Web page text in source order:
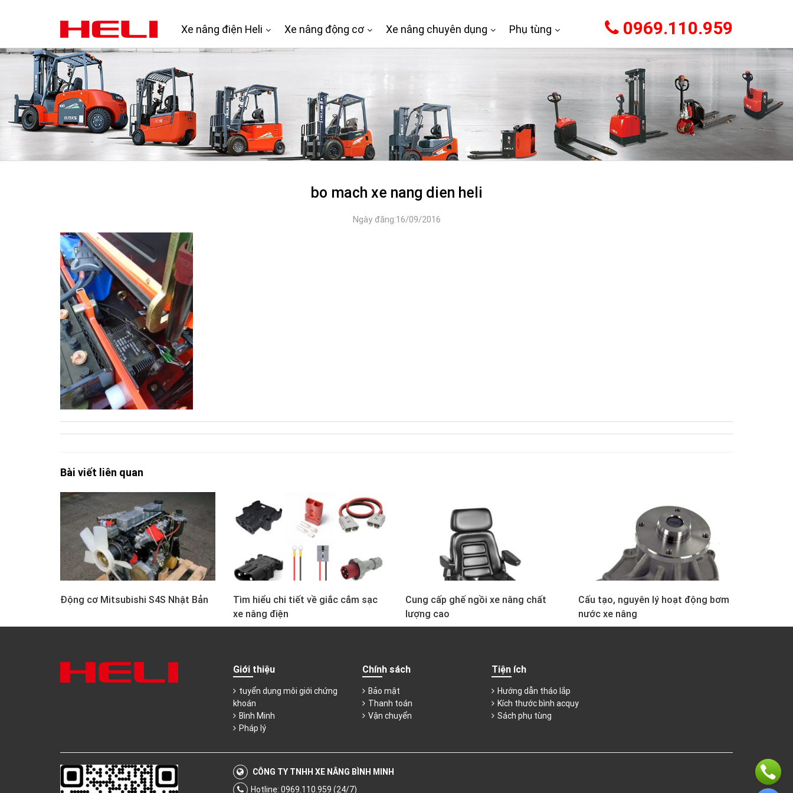
Xe nâng điện Heli Xe nâng động cơ Xe nâng chuyên dụng Phụ tùng 0969.110.959
bo mach xe nang dien heli
Ngày đăng:16/09/2016
Bài viết liên quan
Động cơ Mitsubishi S4S Nhật Bản
Tìm hiểu chi tiết về giắc cắm sạc
xe nâng điện
Cung cấp ghế ngồi xe nâng chất
lượng cao
Cấu tạo, nguyên lý hoạt động bơm
nước xe nâng
Giới thiệu
tuyển dụng môi giới chứng
khoán
Bình Minh
Pháp lý
Chính sách
Bảo mật
Thanh toán
Vận chuyển
Tiện ích
Hướng dẫn tháo lắp
Kích thước bình acquy
Sách phụ tùng
CÔNG TY TNHH XE NÂNG BÌNH MINH
Hotline: 0969.110.959 (24/7)